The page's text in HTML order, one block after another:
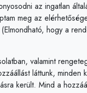
az ingatlan
meg az
hogy a
valamint
láttunk, minden
került. Mind a
rendelkezésre
színvonalú szolgáltatást
jövőben is fennáll